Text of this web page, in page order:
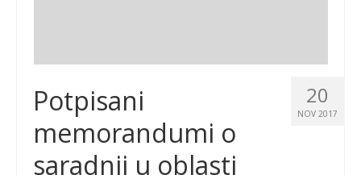
20
NOV 2017
Potpisani
memorandumi o
saradnji u oblasti